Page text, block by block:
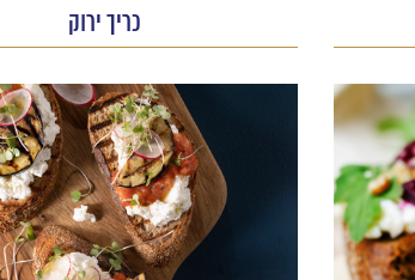
כריך ירוק